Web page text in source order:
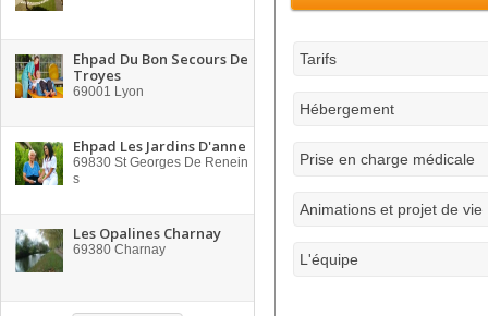
Ehpad Du Bon Secours De
Troyes
69001 Lyon
Ehpad Les Jardins D'anne
69830 St Georges De Renein
s
Les Opalines Charnay
69380 Charnay
Tarifs
Hébergement
Prise en charge médicale
Animations et projet de vie
L'équipe